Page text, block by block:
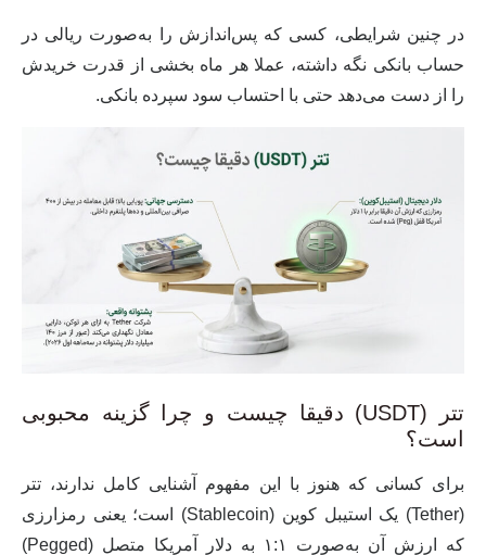
در چنین شرایطی، کسی که پس‌اندازش را به‌صورت ریالی در
حساب بانکی نگه داشته، عملا هر ماه بخشی از قدرت خریدش
را از دست می‌دهد حتی با احتساب سود سپرده بانکی.
تتر (USDT) دقیقا چیست و چرا گزینه محبوبی
است؟
برای کسانی که هنوز با این مفهوم آشنایی کامل ندارند، تتر
(Tether)
یک استیبل کوین (Stablecoin) است؛
یعنی رمزارزی
که ارزش آن به‌صورت ۱:۱ به دلار آمریکا متصل (Pegged)